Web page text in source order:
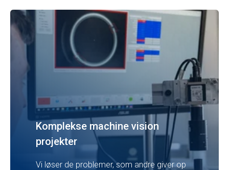
Komplekse machine vision
projekter
Vi løser de problemer, som andre giver op